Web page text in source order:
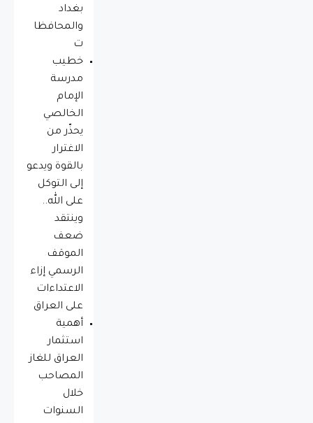
بغداد
والمحافظا
ت
خطيب
مدرسة
الإمام
الخالصي
يحذّر من
الاغترار
بالقوة ويدعو
إلى التوكل
على الله..
وينتقد
ضعف
الموقف
الرسمي إزاء
الاعتداءات
على العراق
أهمية
استثمار
العراق للغاز
المصاحب
خلال
السنوات